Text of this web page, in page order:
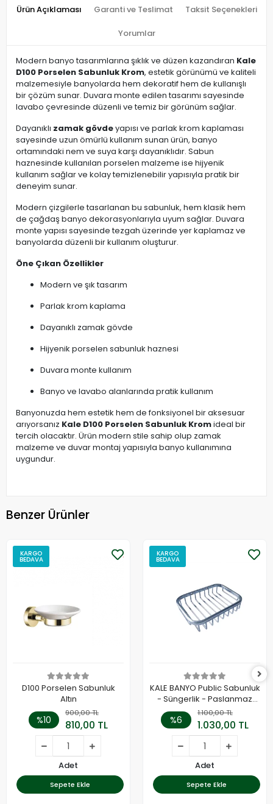
Ürün Açıklaması Garanti ve Teslimat Taksit Seçenekleri
Yorumlar
Modern banyo tasarımlarına şıklık ve düzen kazandıran Kale
D100 Porselen Sabunluk Krom, estetik görünümü ve kaliteli
malzemesiyle banyolarda hem dekoratif hem de kullanışlı
bir çözüm sunar. Duvara monte edilen tasarımı sayesinde
lavabo çevresinde düzenli ve temiz bir görünüm sağlar.
Dayanıklı zamak gövdeyapısı ve parlak krom kaplaması
sayesinde uzun ömürlü kullanım sunan ürün, banyo
ortamındaki nem ve suya karşı dayanıklıdır. Sabun
haznesinde kullanılan porselen malzeme ise hijyenik
kullanım sağlar ve kolay temizlenebilir yapısıyla pratik bir
deneyim sunar.
Modern çizgilerle tasarlanan bu sabunluk, hem klasik hem
de çağdaş banyo dekorasyonlarıyla uyum sağlar. Duvara
monte yapısı sayesinde tezgah üzerinde yer kaplamaz ve
banyolarda düzenli bir kullanım oluşturur.
Öne Çıkan Özellikler
Modern ve şık tasarım
Parlak krom kaplama
Dayanıklı zamak gövde
Hijyenik porselen sabunluk haznesi
Duvara monte kullanım
Banyo ve lavabo alanlarında pratik kullanım
Banyonuzda hem estetik hem de fonksiyonel bir aksesuar
arıyorsanız Kale D100 Porselen Sabunluk Kromideal bir
tercih olacaktır. Ürün modern stile sahip olup zamak
malzeme ve duvar montaj yapısıyla banyo kullanımına
uygundur.
Benzer Ürünler
KARGO
BEDAVA
D100 Porselen Sabunluk
Altın
%10
900,00 TL
810,00 TL
Adet
Sepete Ekle
KARGO
BEDAVA
KALE BANYO Public Sabunluk
- Süngerlik - Paslanmaz
Çelik - 410200600369
%6
1.100,00 TL
1.030,00 TL
Adet
Sepete Ekle